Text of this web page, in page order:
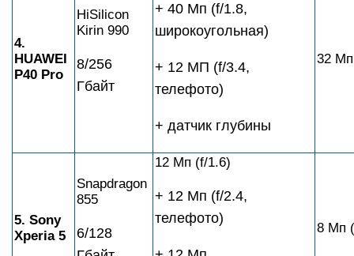
4.
HUAWEI
P40 Pro
HiSilicon
Kirin 990
8/256
Гбайт
+ 40 Мп (f/1.8,
широкоугольная)
+ 12 МП (f/3.4,
телефото)
+ датчик глубины
32
5. Sony
Xperia 5
Snapdragon
855
6/128
12 Мп (f/1.6)
+ 12 Мп (f/2.4,
телефото)
8 Мп